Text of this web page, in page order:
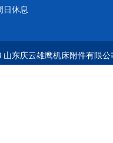
日休息
山东庆云雄鹰机床附件有限